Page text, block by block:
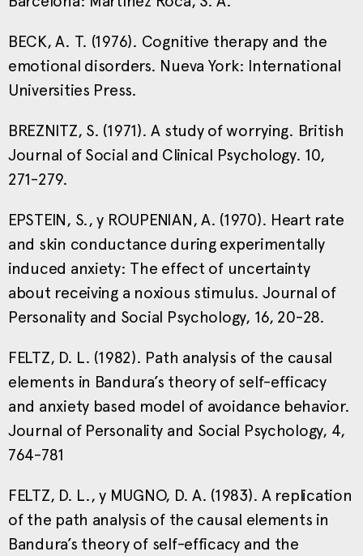
BECK, A. T. (1976). Cognitive therapy and the
emotional disorders. Nueva York: International
Universities Press.
BREZNITZ, S. (1971). A study of worrying. British
Journal of Social and Clinical Psychology. 10,
271-279.
EPSTEIN, S., y ROUPENIAN, A. (1970). Heart rate
and skin conductance during experimentally
induced anxiety: The effect of uncertainty
about receiving a noxious stimulus. Journal of
Personality and Social Psychology, 16, 20-28.
FELTZ, D. L. (1982). Path analysis of the causal
elements in Bandura’s theory of self-efficacy
and anxiety based model of avoidance behavior.
Journal of Personality and Social Psychology, 4,
764-781
FELTZ, D. L., y MUGNO, D. A. (1983). A replication
of the path analysis of the causal elements in
Bandura’s theory of self-efficacy and the